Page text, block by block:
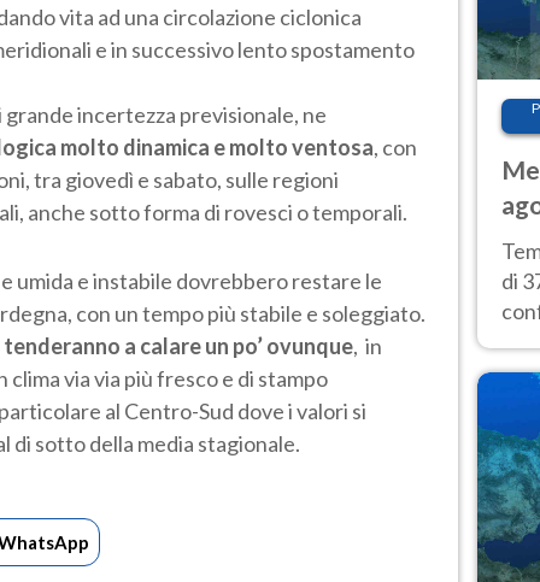
vita ad una circolazione ciclonica
e in successivo lento spostamento
incertezza previsionale, ne
molto dinamica e molto ventosa, con
tra giovedì e sabato, sulle regioni
anche sotto forma di rovesci o temporali.
umida e instabile dovrebbero restare le
con un tempo più stabile e soleggiato.
a calare un po’ ovunque, in
clima via via più fresco e di stampo
al Centro-Sud dove i valori si
di sotto della media stagionale.
di